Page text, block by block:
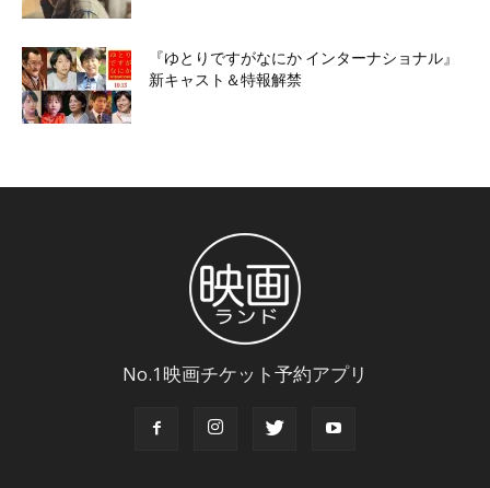
『ゆとりですがなにか インターナショナル』
新キャスト＆特報解禁
No.1映画チケット予約アプリ